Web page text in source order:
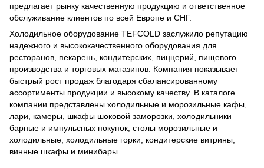
предлагает рынку качественную продукцию и ответственное
обслуживание клиентов по всей Европе и СНГ.
Холодильное оборудование TEFCOLD заслужило репутацию
надежного и высококачественного оборудования для
ресторанов, пекарень, кондитерских, пиццерий, пищевого
производства и торговых магазинов. Компания показывает
быстрый рост продаж благодаря сбалансированному
ассортименты продукции и высокому качеству. В каталоге
компании представлены холодильные и морозильные кафы,
лари, камеры, шкафы шоковой заморозки, холодильники
барные и импульсных покупок, столы морозильные и
холодильные, холодильные горки, кондитерские витрины,
винные шкафы и минибары.